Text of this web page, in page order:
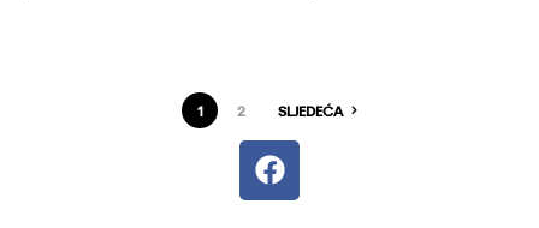
1 2 SLJEDEĆA